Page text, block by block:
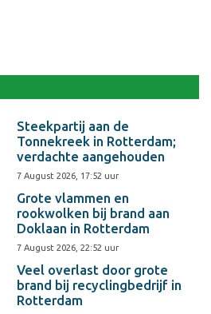
Steekpartij aan de
Tonnekreek in Rotterdam;
verdachte aangehouden
7 August 2026, 17:52 uur
Grote vlammen en
rookwolken bij brand aan
Doklaan in Rotterdam
7 August 2026, 22:52 uur
Veel overlast door grote
brand bij recyclingbedrijf in
Rotterdam